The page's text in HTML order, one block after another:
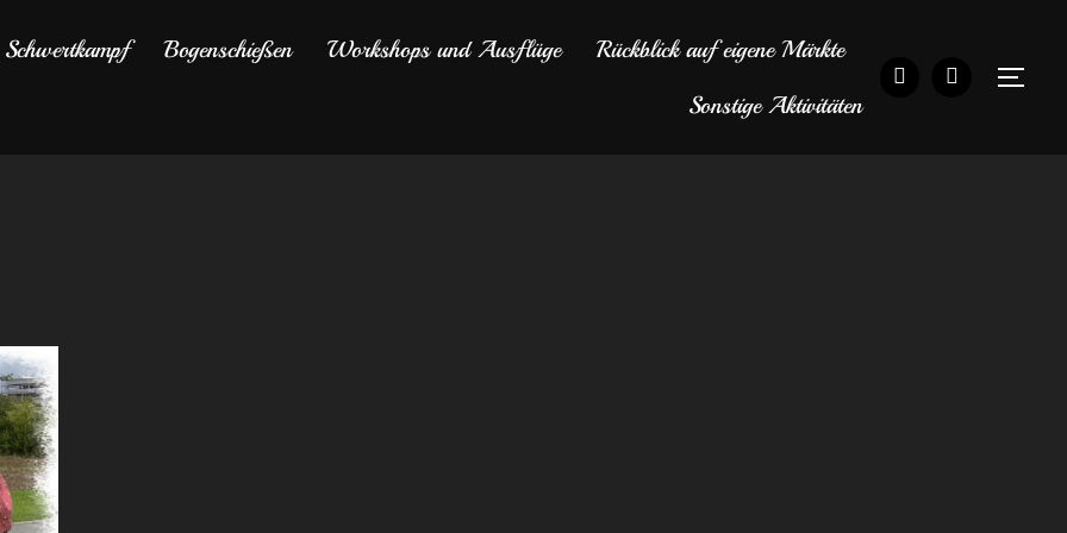
Schwertkampf Bogenschießen Workshops und Ausflüge
Rückblick auf eigene Märkte
Sonstige Aktivitäten